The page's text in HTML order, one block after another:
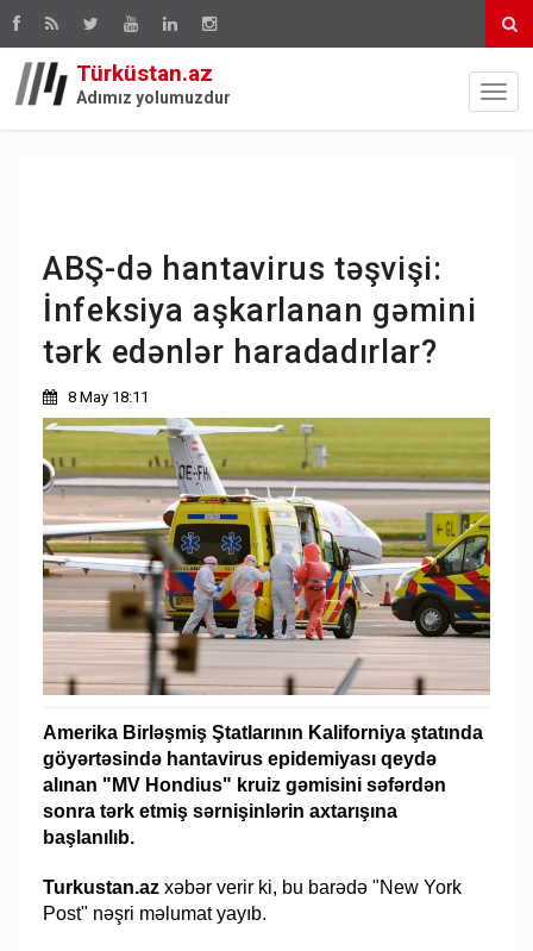
Türküstan.az
Adımız yolumuzdur
ABŞ-də hantavirus təşvişi:
İnfeksiya aşkarlanan gəmini
tərk edənlər haradadırlar?
8 May 18:11
Amerika Birləşmiş Ştatlarının Kaliforniya ştatında
göyərtəsində hantavirus epidemiyası qeydə
alınan "MV Hondius" kruiz gəmisini səfərdən
sonra tərk etmiş sərnişinlərin axtarışına
başlanılıb.
Turkustan.azxəbər verir ki, bu barədə "New York
Post" nəşri məlumat yayıb.